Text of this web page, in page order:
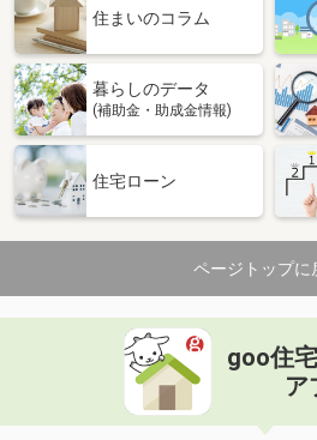
価 格
999万円
住 所
北海道札幌
用途地域
１種低層
土地面積 202.13m²
北海道北見市ひかり野３丁目
2,000万円
用途地域
準工業
北海道苫小牧市山手町２丁目
価 格
住 所
住まいのコラム
暮らしのデータ
(補助金・助成金情報)
住宅ローン
ページトップに
goo住
ア